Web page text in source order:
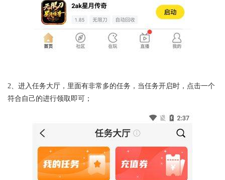
2、进入任务大厅，里面有非常多的任务，当任务开启时，点击一个
符合自己的进行领取即可；